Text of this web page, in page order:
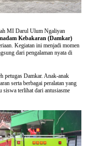
MI Darul Ulum Ngaliyan
Kebakaran (Damkar)
Kegiatan ini menjadi momen
dari pengalaman nyata di
petugas Damkar. Anak-anak
serta berbagai peralatan yang
siswa terlihat dari antusiasme